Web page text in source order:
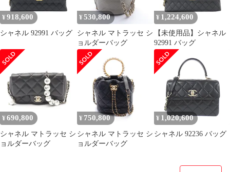
¥ 918,600
シャネル 92991 バッグ
¥530,800
シャネル マトラッセ シ
ョルダーバッグ
¥ 1,224,600
【未使用品】シャネル
92991 バッグ
¥ 690,800
シャネル マトラッセ シ
ョルダーバッグ
¥ 750,800
シャネル マトラッセ シ
ョルダーバッグ
¥ 1,020,600
シャネル 92236 バッグ